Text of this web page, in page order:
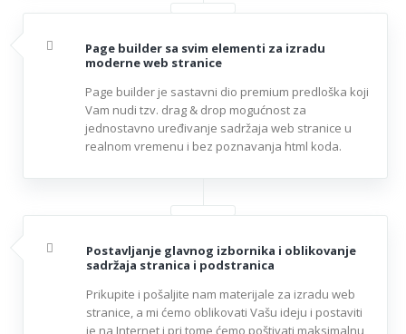
Page builder sa svim elementi za izradu
moderne web stranice
Page builder je sastavni dio premium predloška koji
Vam nudi tzv. drag & drop mogućnost za
jednostavno uređivanje sadržaja web stranice u
realnom vremenu i bez poznavanja html koda.
Postavljanje glavnog izbornika i oblikovanje
sadržaja stranica i podstranica
Prikupite i pošaljite nam materijale za izradu web
stranice, a mi ćemo oblikovati Vašu ideju i postaviti
je na Internet i pri tome ćemo poštivati maksimalnu